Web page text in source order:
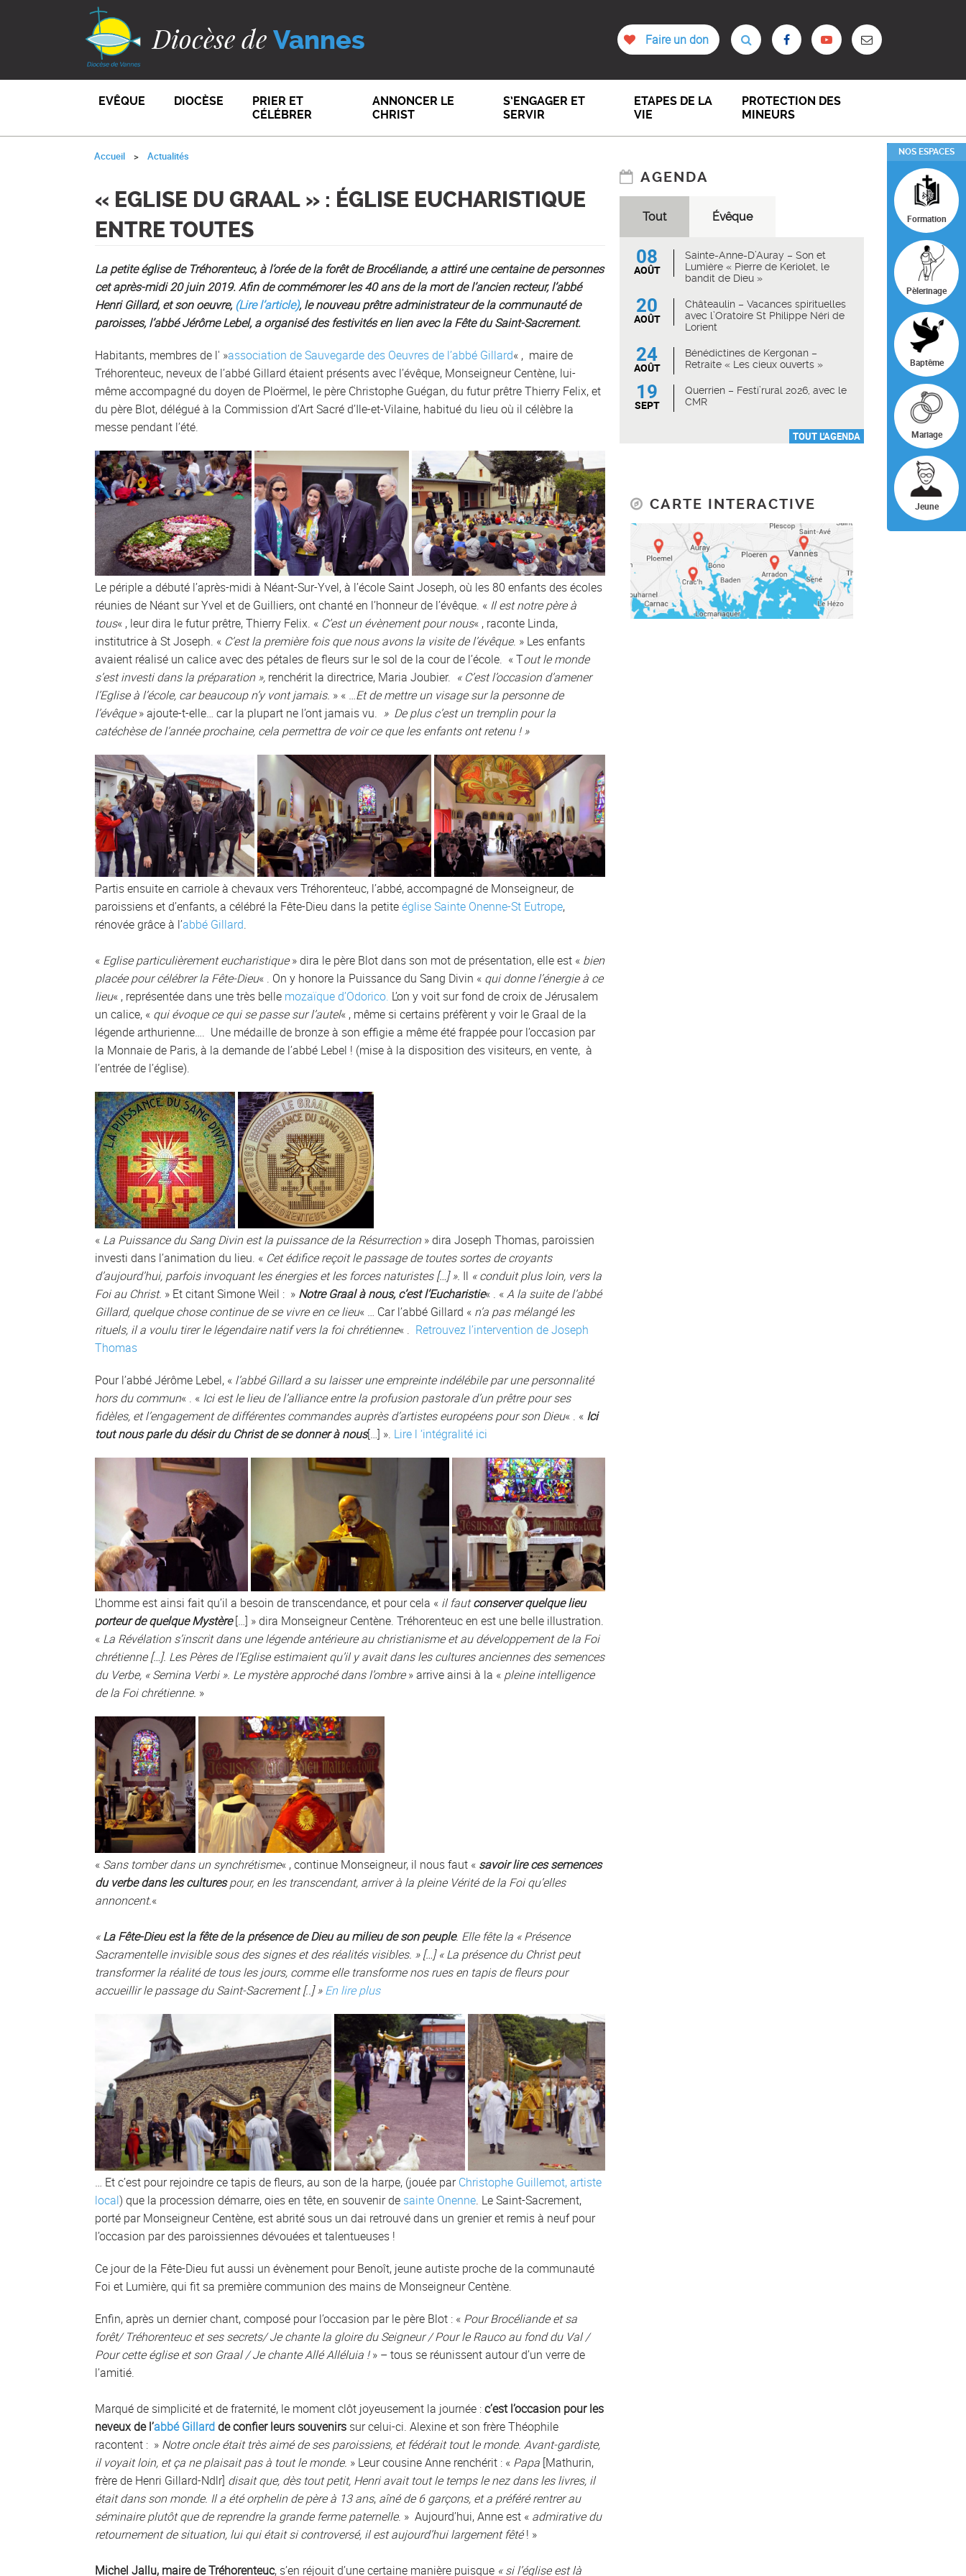
Diocèse de Vannes Faire un don
EVÊQUE DIOCÈSE
PRIER ET
CÉLÉBRER
ANNONCER LE
CHRIST
S’ENGAGER ET
SERVIR
ETAPES DE LA
VIE
PROTECTION DES
MINEURS
NOS ESPACES
Formation
Pèlerinage
Baptême
Mariage
Jeune
Accueil Actualités
« EGLISE DU GRAAL » : ÉGLISE EUCHARISTIQUE
ENTRE TOUTES
La petite église de Tréhorenteuc, à l’orée de la forêt de Brocéliande, a attiré une centaine de personnes
cet après-midi 20 juin 2019. Afin de commémorer les 40 ans de la mort de l’ancien recteur, l’abbé
Henri Gillard, et son oeuvre, (Lire l’article), le nouveau prêtre administrateur de la communauté de
paroisses, l’abbé Jérôme Lebel, a organisé des festivités en lien avec la Fête du Saint-Sacrement.
Habitants, membres de l' »association de Sauvegarde des Oeuvres de l’abbé Gillard« , maire de
Tréhorenteuc, neveux de l’abbé Gillard étaient présents avec l’évêque, Monseigneur Centène, lui-
même accompagné du doyen de Ploërmel, le père Christophe Guégan, du futur prêtre Thierry Felix, et
du père Blot, délégué à la Commission d’Art Sacré d’Ile-et-Vilaine, habitué du lieu où il célèbre la
messe pendant l’été.
Le périple a débuté l’après-midi à Néant-Sur-Yvel, à l’école Saint Joseph, où les 80 enfants des écoles
réunies de Néant sur Yvel et de Guilliers, ont chanté en l’honneur de l’évêque. « Il est notre père à
tous« , leur dira le futur prêtre, Thierry Felix. « C’est un évènement pour nous« , raconte Linda,
institutrice à St Joseph. « C’est la première fois que nous avons la visite de l’évêque. » Les enfants
avaient réalisé un calice avec des pétales de fleurs sur le sol de la cour de l’école. « Tout le monde
s’est investi dans la préparation », renchérit la directrice, Maria Joubier. « C’est l’occasion d’amener
l’Eglise à l’école, car beaucoup n’y vont jamais. » « …Et de mettre un visage sur la personne de
l’évêque» ajoute-t-elle… car la plupart ne l’ont jamais vu. » De plus c’est un tremplin pour la
catéchèse de l’année prochaine, cela permettra de voir ce que les enfants ont retenu ! »
Partis ensuite en carriole à chevaux vers Tréhorenteuc, l’abbé, accompagné de Monseigneur, de
paroissiens et d’enfants, a célébré la Fête-Dieu dans la petiteéglise Sainte Onenne-St Eutrope,
rénovée grâce à l’abbé Gillard.
« Eglise particulièrement eucharistique» dira le père Blot dans son mot de présentation, elle est « bien
placée pour célébrer la Fête-Dieu« . On y honore la Puissance du Sang Divin « qui donne l’énergie à ce
lieu« , représentée dans une très belle mozaïque d’Odorico. L’on y voit sur fond de croix de Jérusalem
un calice, « qui évoque ce qui se passe sur l’autel« , même si certains préfèrent y voir le Graal de la
légende arthurienne…. Une médaille de bronze à son effigie a même été frappée pour l’occasion par
la Monnaie de Paris, à la demande de l’abbé Lebel ! (mise à la disposition des visiteurs, en vente, à
l’entrée de l’église).
« La Puissance du Sang Divin est la puissance de la Résurrection » dira Joseph Thomas, paroissien
investi dans l’animation du lieu. « Cet édifice reçoit le passage de toutes sortes de croyants
d’aujourd’hui, parfois invoquant les énergies et les forces naturistes […] ». Il « conduit plus loin, vers la
Foi au Christ. » Et citant Simone Weil : » Notre Graal à nous, c’est l’Eucharistie« . «A la suite de l’abbé
Gillard, quelque chose continue de se vivre en ce lieu« … Car l’abbé Gillard « n’a pas mélangé les
rituels, il a voulu tirer le légendaire natif vers la foi chrétienne« . Retrouvez l’intervention de Joseph
Thomas
Pour l’abbé Jérôme Lebel, « l’abbé Gillard a su laisser une empreinte indélébile par une personnalité
hors du commun« . « Ici est le lieu de l’alliance entre la profusion pastorale d’un prêtre pour ses
fidèles, et l’engagement de différentes commandes auprès d’artistes européens pour son Dieu« . « Ici
tout nous parle du désir du Christ de se donner à nous[…] ». Lire l ‘intégralité ici
L’homme est ainsi fait qu’il a besoin de transcendance, et pour cela « il fautconserver quelque lieu
porteur de quelque Mystère[…] » dira Monseigneur Centène. Tréhorenteuc en est une belle illustration.
« La Révélation s’inscrit dans une légende antérieure au christianisme et au développement de la Foi
chrétienne […]. Les Pères de l’Eglise estimaient qu’il y avait dans les cultures anciennes des semences
du Verbe, « Semina Verbi ». Le mystère approché dans l’ombre» arrive ainsi à la « pleine intelligence
de la Foi chrétienne. »
« Sans tomber dans un synchrétisme« , continue Monseigneur, il nous faut « savoir lire ces semences
du verbe dans les culturespour, en les transcendant, arriver à la pleine Vérité de la Foi qu’elles
annoncent.«
«La Fête-Dieu est la fête de la présence de Dieu au milieu de son peuple. Elle fête la « Présence
Sacramentelle invisible sous des signes et des réalités visibles. » […] « La présence du Christ peut
transformer la réalité de tous les jours, comme elle transforme nos rues en tapis de fleurs pour
accueillir le passage du Saint-Sacrement [..] »En lire plus
… Et c’est pour rejoindre ce tapis de fleurs, au son de la harpe, (jouée parChristophe Guillemot, artiste
local) que la procession démarre, oies en tête, en souvenir de sainte Onenne. Le Saint-Sacrement,
porté par Monseigneur Centène, est abrité sous un dai retrouvé dans un grenier et remis à neuf pour
l’occasion par des paroissiennes dévouées et talentueuses !
Ce jour de la Fête-Dieu fut aussi un évènement pour Benoît, jeune autiste proche de la communauté
Foi et Lumière, qui fit sa première communion des mains de Monseigneur Centène.
Enfin, après un dernier chant, composé pour l’occasion par le père Blot : « Pour Brocéliande et sa
forêt/ Tréhorenteuc et ses secrets/ Je chante la gloire du Seigneur / Pour le Rauco au fond du Val /
Pour cette église et son Graal / Je chante Allé Alléluia !» – tous se réunissent autour d’un verre de
l’amitié.
Marqué de simplicité et de fraternité, le moment clôt joyeusement la journée :c’est l’occasion pour les
neveux de l’abbé Gillardde confier leurs souvenirs sur celui-ci. Alexine et son frère Théophile
racontent : » Notre oncle était très aimé de ses paroissiens, et fédérait tout le monde. Avant-gardiste,
il voyait loin, et ça ne plaisait pas à tout le monde. » Leur cousine Anne renchérit : « Papa [Mathurin,
frère de Henri Gillard-Ndlr] disait que, dès tout petit, Henri avait tout le temps le nez dans les livres, il
était dans son monde. Il a été orphelin de père à 13 ans, aîné de 6 garçons, et a préféré rentrer au
séminaire plutôt que de reprendre la grande ferme paternelle. » Aujourd’hui, Anne est « admirative du
retournement de situation, lui qui était si controversé, il est aujourd’hui largement fêté! »
Michel Jallu, maire de Tréhorenteuc, s’en réjouit d’une certaine manière puisque « si l’église est là
AGENDA
Tout Évêque
08
AOÛT
Sainte-Anne-D’Auray – Son et
Lumière « Pierre de Keriolet, le
bandit de Dieu »
20
AOÛT
Châteaulin – Vacances spirituelles
avec l’Oratoire St Philippe Néri de
Lorient
24
AOÛT
Bénédictines de Kergonan –
Retraite « Les cieux ouverts »
19
SEPT
Querrien – Festi’rural 2026, avec le
CMR
TOUT L'AGENDA
CARTE INTERACTIVE